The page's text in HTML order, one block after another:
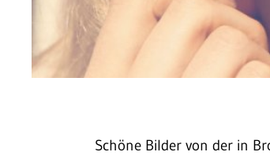
Schöne Bilder von der in